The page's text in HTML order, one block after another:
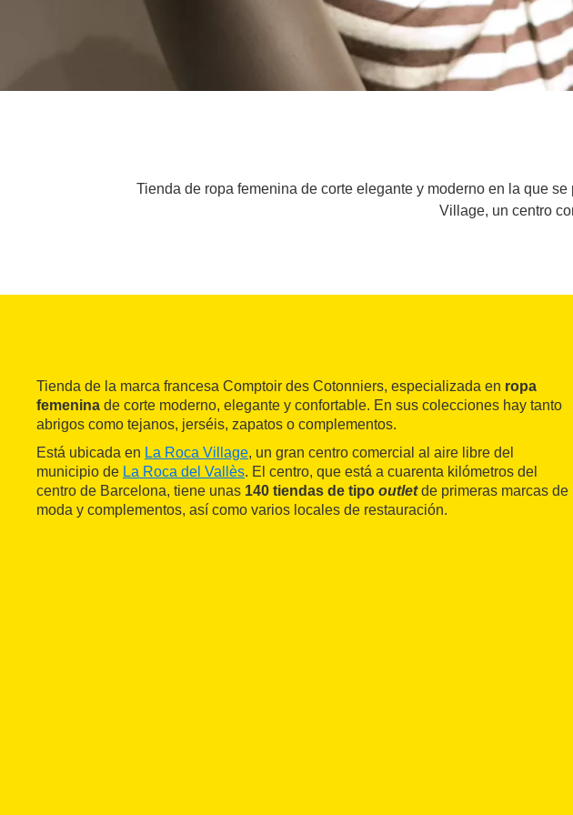
Tienda de ropa femenina de corte elegante y moderno en la que
Village, un centro
Tienda de la marca francesa Comptoir des Cotonniers, especializada en ropa
femenina de corte moderno, elegante y confortable. En sus colecciones hay tanto
abrigos como tejanos, jerséis, zapatos o complementos.
Está ubicada en La Roca Village, un gran centro comercial al aire libre del
municipio de La Roca del Vallès. El centro, que está a cuarenta kilómetros del
centro de Barcelona, tiene unas 140 tiendas de tipo outletde primeras marcas de
moda y complementos, así como varios locales de restauración.